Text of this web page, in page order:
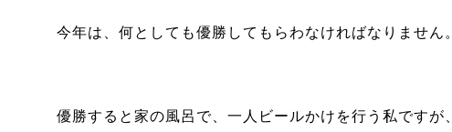
今年は、何としても優勝してもらわなければなりません。
優勝すると家の風呂で、一人ビールかけを行う私ですが、